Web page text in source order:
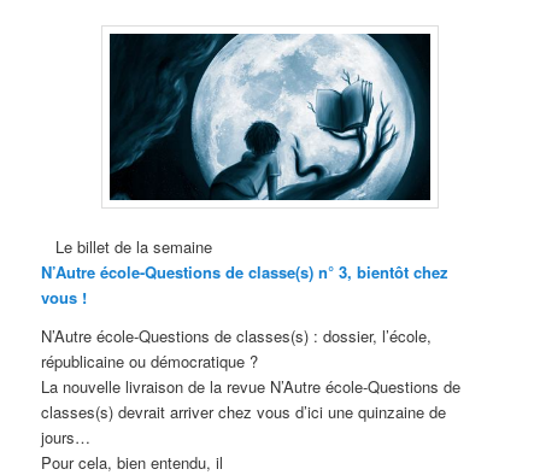
Le billet de la semaine
N’Autre école-Questions de classe(s) n° 3, bientôt chez
vous !
N’Autre école-Questions de classes(s) : dossier, l’école,
républicaine ou démocratique ?
La nouvelle livraison de la revue N’Autre école-Questions de
classes(s) devrait arriver chez vous d’ici une quinzaine de
jours…
Pour cela, bien entendu, il